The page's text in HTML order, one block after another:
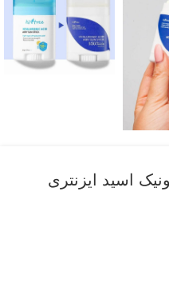
اسید ایزنتری